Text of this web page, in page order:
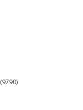
(9790)